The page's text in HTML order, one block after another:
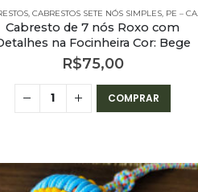
CABRESTOS SETE NÓS SIMPLES PE – CABRESTOS
Cabresto de 7 nós Roxo com
na Focinheira Cor: Bege
R$75,00
COMPRAR